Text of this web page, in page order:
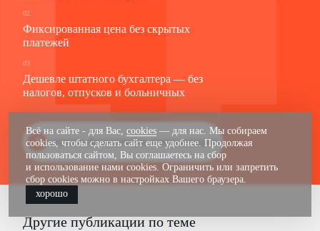
02
Фиксированная цена без скрытых
платежей
03
Дешевле штатного бухгалтера — без
налогов, отпусков и больничных
Получить бесплатную консультацию
Другие публикации по теме
Всё на сайте - для Вас, cookies — для нас. Мы собираем
cookies, чтобы сделать сайт еще удобнее. Продолжая
пользоваться сайтом, Вы соглашаетесь на сбор
и использование нами cookies. Ограничить или запретить
сбор cookies можно в настройках Вашего браузера.
хорошо